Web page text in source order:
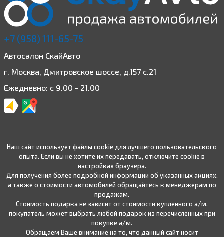
+7 (958) 111-65-75
Автосалон СкайАвто
г. Москва, Дмитровское шоссе, д.157 с.21
Ежедневно: с 9.00 - 21.00
Наш сайт использует файлы cookie для лучшего пользовательского
опыта. Если вы не хотите их передавать, отключите cookie в
настройках браузера.
Для получения более подробной информации об указанных акциях,
а также о стоимости автомобилей обращайтесь к менеджерам по
продажам.
Стоимость подарка не зависит от стоимости купленного а/м,
покупатель может выбрать любой подарок из перечисленных при
покупке а/м.
Обращаем Ваше внимание на то, что данный сайт носит